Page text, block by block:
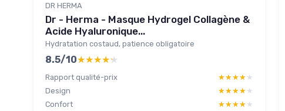
DR HERMA
Dr - Herma - Masque Hydrogel Collagène &
Acide Hyaluronique...
Hydratation costaud, patience obligatoire
8.5/10★★★★★
★★★★★
Rapport qualité-prix ★★★★★
★★★★★
Design
★★★★★
★★★★★
Confort
★★★★★
★★★★★